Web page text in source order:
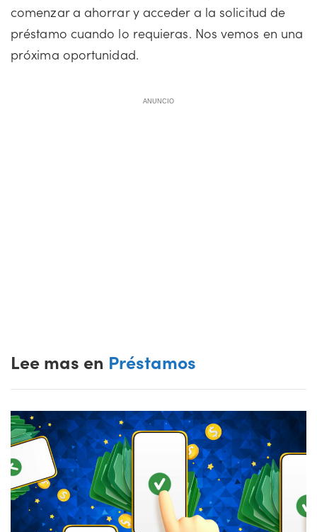
comenzar a ahorrar y acceder a la solicitud de
préstamo cuando lo requieras. Nos vemos en una
próxima oportunidad.
ANUNCIO
Lee mas en Préstamos